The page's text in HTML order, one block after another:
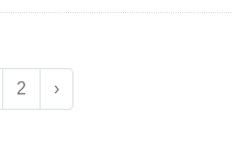
2 ›